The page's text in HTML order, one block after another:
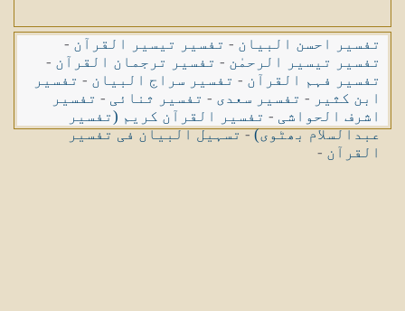
تفسیر احسن البیان - تفسیر تیسیر القرآن -
تفسیر تیسیر الرحمٰن - تفسیر ترجمان القرآن -
تفسیر فہم القرآن - تفسیر سراج البیان - تفسیر
ابن کثیر - تفسیر سعدی - تفسیر ثنائی - تفسیر
اشرف الحواشی - تفسیر القرآن کریم (تفسیر
عبدالسلام بھٹوی)-تسہیل البیان فی تفسیر
القرآن -